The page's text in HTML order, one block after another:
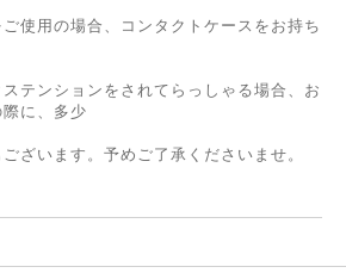
使用の場合、コンタクトケースをお持ち
テンションをされてらっしゃる場合、お
に、多少
ざいます。予めご了承くださいませ。